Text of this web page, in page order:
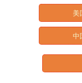
美
中